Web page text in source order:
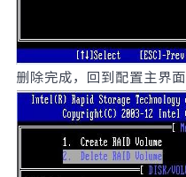
删除完成，回到配置主界面